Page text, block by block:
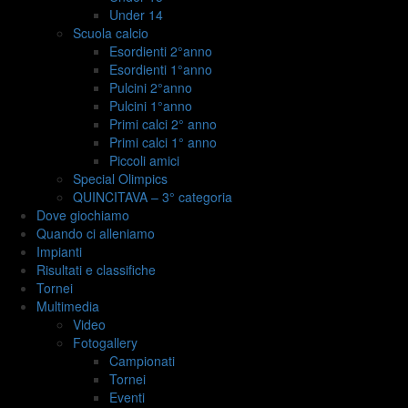
Under 14
Scuola calcio
Esordienti 2°anno
Esordienti 1°anno
Pulcini 2°anno
Pulcini 1°anno
Primi calci 2° anno
Primi calci 1° anno
Piccoli amici
Special Olimpics
QUINCITAVA – 3° categoria
Dove giochiamo
Quando ci alleniamo
Impianti
Risultati e classifiche
Tornei
Multimedia
Video
Fotogallery
Campionati
Tornei
Eventi